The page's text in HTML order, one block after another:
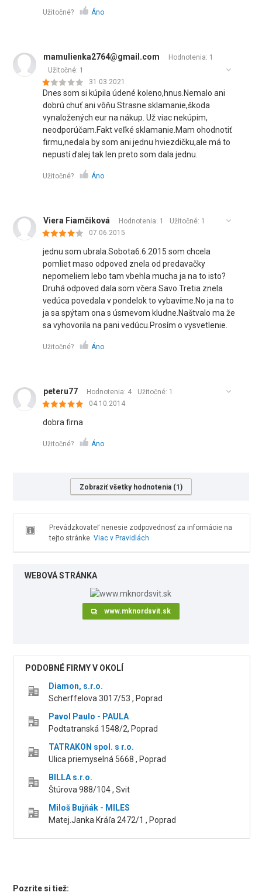
Užitočné? Áno
mamulienka2764@gmail.com
Hodnotenia: 1
Užitočné: 1
31.03.2021
Dnes som si kúpila údené koleno,hnus.Nemalo ani
dobrú chuť ani vôňu.Strasne sklamanie,škoda
vynaložených eur na nákup. Už viac nekúpim,
neodporúčam.Fakt veľké sklamanie.Mam ohodnotiť
firmu,nedala by som ani jednu hviezdičku,ale má to
nepustí ďalej tak len preto som dala jednu.
Užitočné? Áno
Viera Fiamčiková Hodnotenia: 1 Užitočné: 1
07.06.2015
jednu som ubrala.Sobota6.6.2015 som chcela
pomliet maso odpoved znela od predavačky
nepomeliem lebo tam vbehla mucha ja na to isto?
Druhá odpoved dala som včera Savo.Tretia znela
vedúca povedala v pondelok to vybavíme.No ja na to
ja sa spýtam ona s úsmevom kludne.Naštvalo ma že
sa vyhovorila na pani vedúcu.Prosím o vysvetlenie.
Užitočné? Áno
peteru77 Hodnotenia: 4 Užitočné: 1
04.10.2014
dobra firna
Užitočné? Áno
Zobraziť všetky hodnotenia (1)
Prevádzkovateľ nenesie zodpovednosť za informácie na
tejto stránke. Viac v Pravidlách
WEBOVÁ STRÁNKA
www.mknordsvit.sk
PODOBNÉ FIRMY V OKOLÍ
Diamon, s.r.o.
Scherffelova 3017/53 , Poprad
Pavol Paulo - PAULA
Podtatranská 1548/2, Poprad
TATRAKON spol. s r.o.
Ulica priemyselná 5668 , Poprad
BILLA s.r.o.
Štúrova 988/104 , Svit
Miloš Bujňák - MILES
Matej.Janka Kráľa 2472/1 , Poprad
Pozrite si tiež: